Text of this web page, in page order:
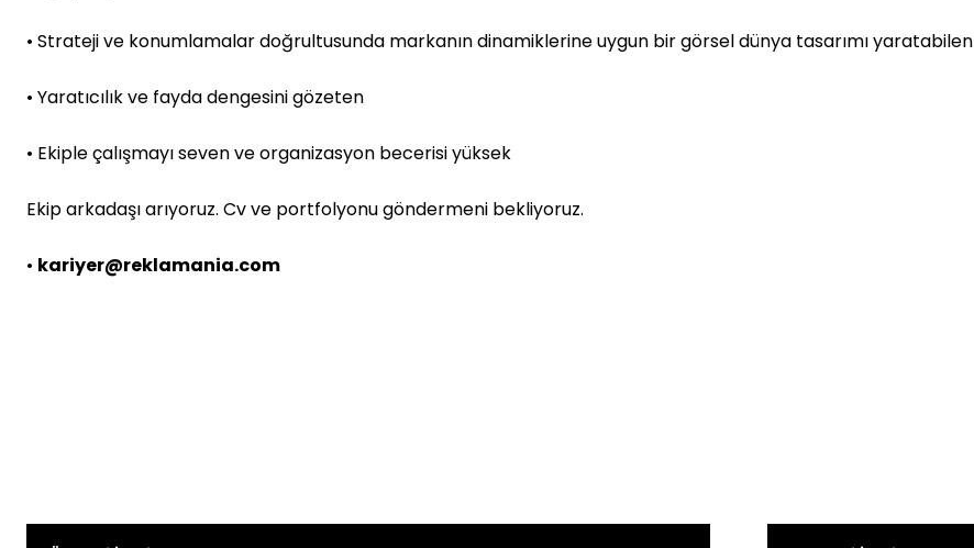
• Strateji ve konumlamalar doğrultusunda markanın dinamiklerine uygun bir görsel dünya tasarımı yaratabilen
• Yaratıcılık ve fayda dengesini gözeten
• Ekiple çalışmayı seven ve organizasyon becerisi yüksek
Ekip arkadaşı arıyoruz. Cv ve portfolyonu göndermeni bekliyoruz.
• kariyer@reklamania.com